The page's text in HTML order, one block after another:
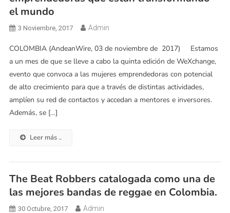
el mundo
3 Noviembre, 2017 Admin
COLOMBIA (AndeanWire, 03 de noviembre de 2017) Estamos
a un mes de que se lleve a cabo la quinta edición de WeXchange,
evento que convoca a las mujeres emprendedoras con potencial
de alto crecimiento para que a través de distintas actividades,
amplíen su red de contactos y accedan a mentores e inversores.
Además, se […]
Leer más ..
The Beat Robbers catalogada como una de
las mejores bandas de reggae en Colombia.
30 Octubre, 2017 Admin